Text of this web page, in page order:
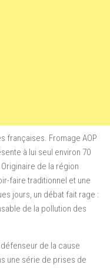
françaises. Fromage AOP
à lui seul environ 70
de la région
faire traditionnel et une
jours, un débat fait rage :
de la pollution des
de la cause
une série de prises de